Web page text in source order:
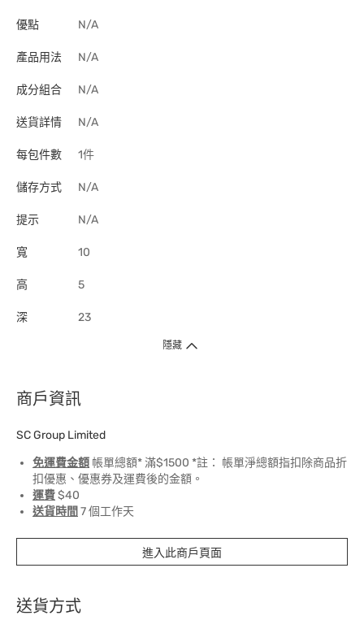
優點 N/A
產品用法 N/A
成分組合 N/A
送貨詳情 N/A
每包件數 1件
儲存方式 N/A
提示 N/A
寬 10
高 5
深 23
隱藏
商戶資訊
SC Group Limited
免運費金額 帳單總額* 滿$1500 *註： 帳單淨總額指扣除商品折
扣優惠、優惠券及運費後的金額。
運費$40
送貨時間 7 個工作天
進入此商戶頁面
送貨方式